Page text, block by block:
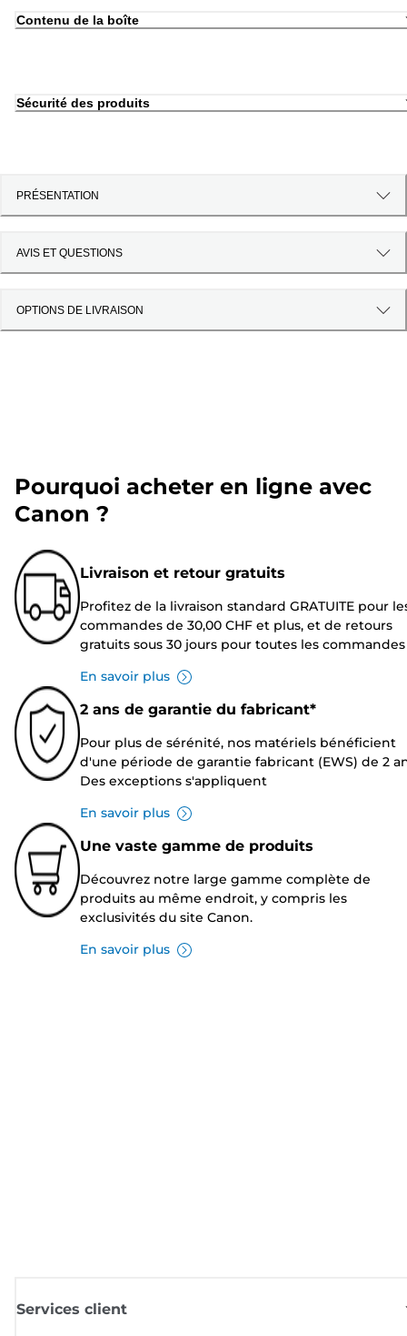
Contenu de la boîte
Sécurité des produits
PRÉSENTATION
AVIS ET QUESTIONS
OPTIONS DE LIVRAISON
Pourquoi acheter en ligne avec
Canon ?
Livraison et retour gratuits
Profitez de la livraison standard GRATUITE pour
commandes de 30,00 CHF et plus, et de retours
gratuits sous 30 jours pour toutes les commandes
En savoir plus
2 ans de garantie du fabricant*
Pour plus de sérénité, nos matériels bénéficient
d'une période de garantie fabricant (EWS) de 2
Des exceptions s'appliquent
En savoir plus
Une vaste gamme de produits
Découvrez notre large gamme complète de
produits au même endroit, y compris les
exclusivités du site Canon.
En savoir plus
Services client